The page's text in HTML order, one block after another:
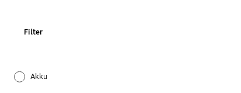
Filter
Akku